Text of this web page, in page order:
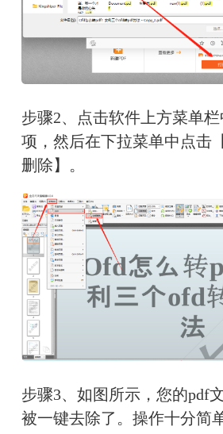
步骤2、点击软件上方菜单
项，然后在下拉菜单中点击
删除】。
步骤3、如图所示，您的pdf
被一键去除了。操作十分简单